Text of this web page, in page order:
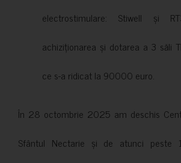
electrostimulare: Stiwell și
achiziționarea și dotarea a 3 săli
ce s-a ridicat la 90000 euro.
În 28 octombrie 2025 am deschis
Sfântul Nectarie și de atunci